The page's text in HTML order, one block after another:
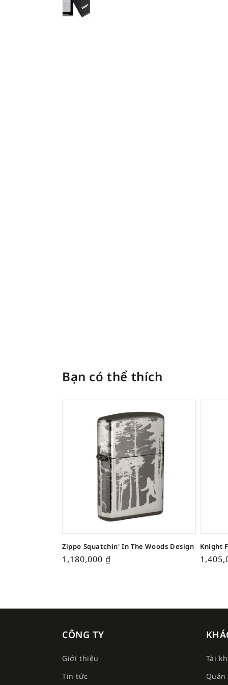
Bạn có thể thích
Zippo Squatchin' In The Woods Design
1,180,000 ₫
Knight
CÔNG TY
Giới thiệu
Tin tức
Tài